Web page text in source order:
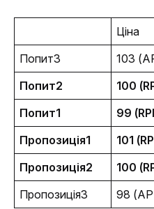
Ціна
Попит3
103
Попит2
100
Попит1
99
Пропозиція1
101
Пропозиція2
100
Пропозиція3
98